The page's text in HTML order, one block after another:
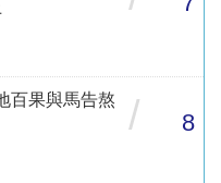
百果與馬告熬
/ 8